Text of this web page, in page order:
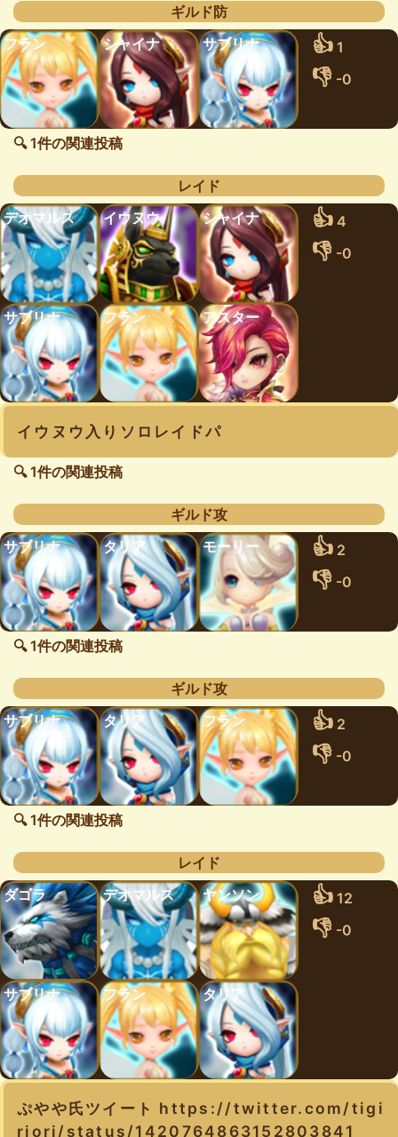
ギルド防
フラン
シャイナ サブリナ 👍 1
👎 -0
🔍 1件の関連投稿
レイド
デオマルス
イウヌウ シャイナ 👍 4
👎 -0
サブリナ フラン アスター
イウヌウ入りソロレイドパ
🔍 1件の関連投稿
ギルド攻
サブリナ
タリア モーリー 👍 2
👎 -0
🔍 1件の関連投稿
ギルド攻
サブリナ
タリア フラン 👍 2
👎 -0
🔍 1件の関連投稿
レイド
ダゴラ
デオマルス ヤンソン 👍 12
👎 -0
サブリナ フラン タリア
ぷやや氏ツイート https://twitter.com/tigi
riori/status/1420764863152803841